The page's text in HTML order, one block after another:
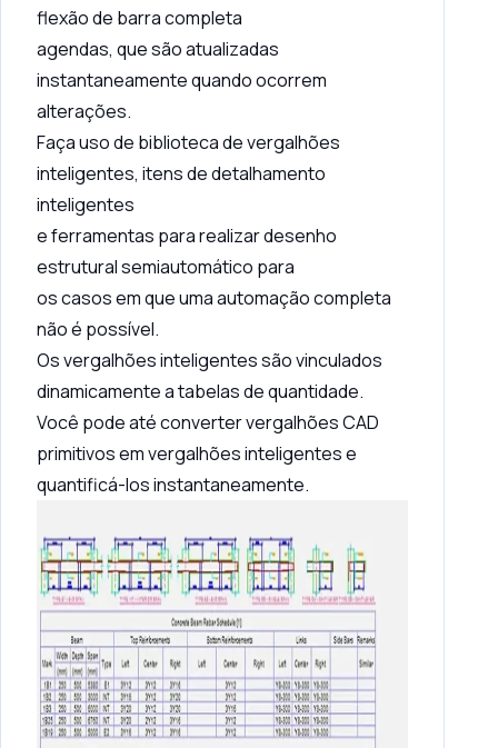
flexão de barra completa
agendas, que são atualizadas
instantaneamente quando ocorrem
alterações.
Faça uso de biblioteca de vergalhões
inteligentes, itens de detalhamento
inteligentes
e ferramentas para realizar desenho
estrutural semiautomático para
os casos em que uma automação completa
não é possível.
Os vergalhões inteligentes são vinculados
dinamicamente a tabelas de quantidade.
Você pode até converter vergalhões CAD
primitivos em vergalhões inteligentes e
quantificá-los instantaneamente.